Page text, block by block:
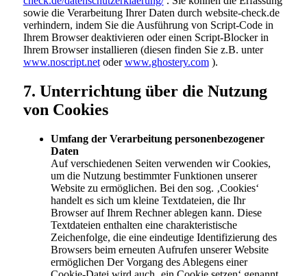
sowie die Verarbeitung Ihrer Daten durch website-check.de
verhindern, indem Sie die Ausführung von Script-Code in
Ihrem Browser deaktivieren oder einen Script-Blocker in
Ihrem Browser installieren (diesen finden Sie z.B. unter
www.noscript.netoderwww.ghostery.com).
7. Unterrichtung über die Nutzung
von Cookies
Umfang der Verarbeitung personenbezogener
Daten
Auf verschiedenen Seiten verwenden wir Cookies,
um die Nutzung bestimmter Funktionen unserer
Website zu ermöglichen. Bei den sog. ‚Cookies‘
handelt es sich um kleine Textdateien, die Ihr
Browser auf Ihrem Rechner ablegen kann. Diese
Textdateien enthalten eine charakteristische
Zeichenfolge, die eine eindeutige Identifizierung des
Browsers beim erneuten Aufrufen unserer Website
ermöglichen Der Vorgang des Ablegens einer